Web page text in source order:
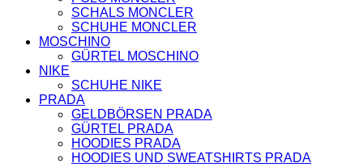
SCHALS MONCLER
SCHUHE MONCLER
MOSCHINO
GÜRTEL MOSCHINO
NIKE
SCHUHE NIKE
PRADA
GELDBÖRSEN PRADA
GÜRTEL PRADA
HOODIES PRADA
HOODIES UND SWEATSHIRTS PRADA